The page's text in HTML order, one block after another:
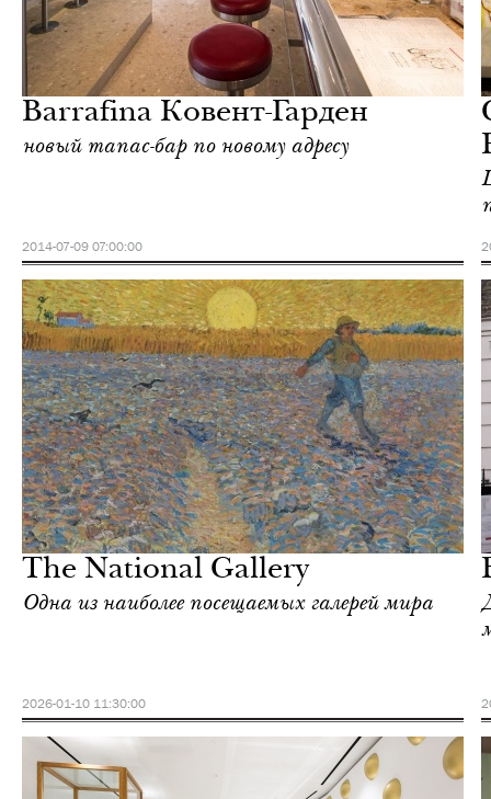
Barrafina Ковент-Гарден
новый тапас-бар по новому адресу
2014-07-09 07:00:00
The National Gallery
Одна из наиболее посещаемых галерей мира
2026-01-10 11:30:00